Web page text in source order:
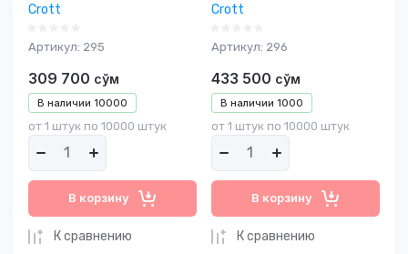
Crott
Артикул: 295
В наличии 10000
309 700 сўм
от 1 штук по 10000 штук
В корзину
К сравнению
Crott
Артикул: 296
В наличии 1000
433 500 сўм
от 1 штук по 10000 штук
В корзину
К сравнению